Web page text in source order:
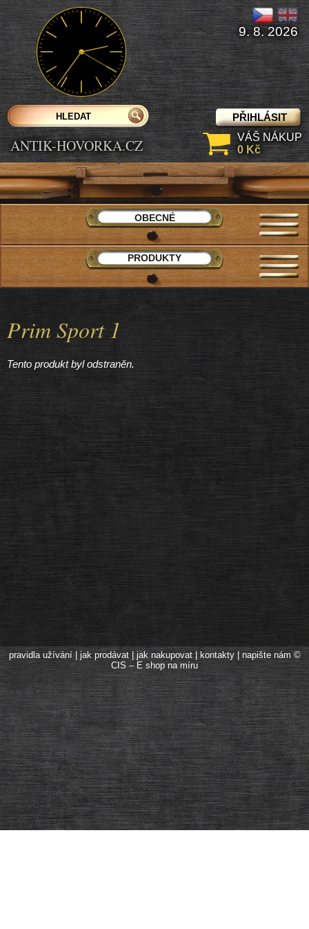
Prim Sport 1
Tento produkt byl odstraněn.
ANTIK-HOVORKA.CZ
PŘIHLÁSIT
9. 8. 2026
VÁŠ NÁKUP
0 Kč
OBECNÉ
PRODUKTY
pravidla užívání| jak prodávat|jak nakupovat|kontakty|napište nám ©
CIS – E shop na míru